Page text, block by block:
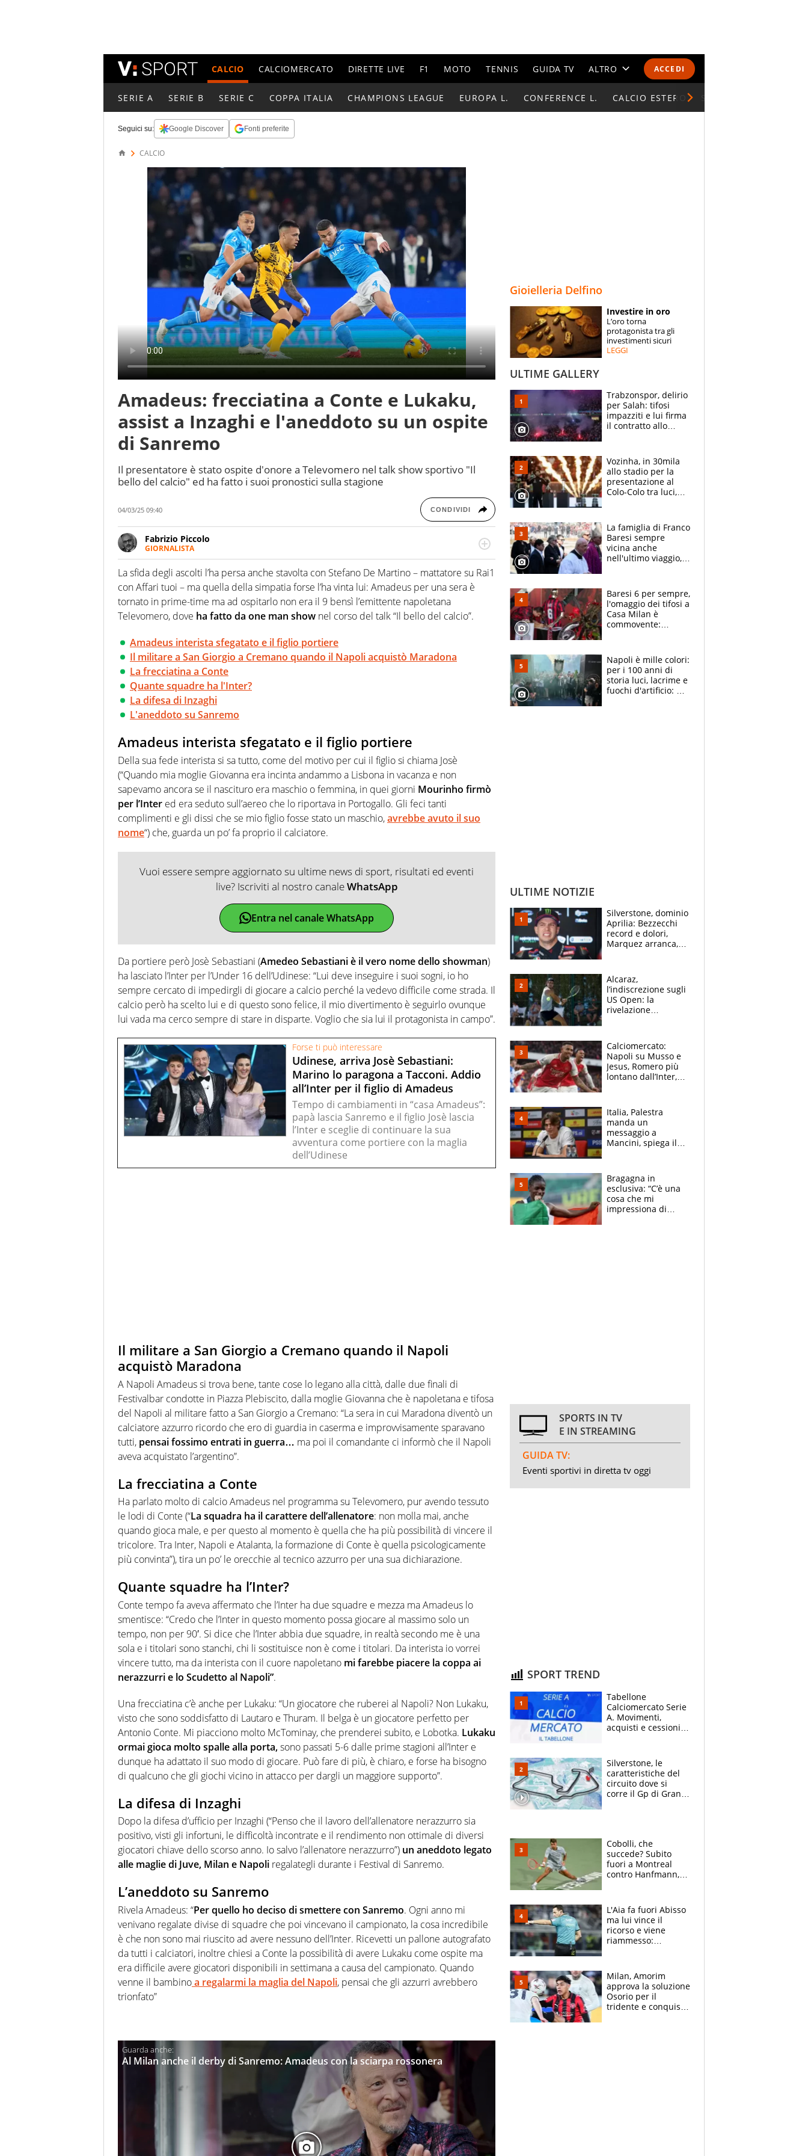
ACCEDI
CALCIO CALCIOMERCATO DIRETTE LIVE F1 MOTO TENNIS GUIDA TV ALTRO
CALENDARI E CLASSIFICHE
ESPERTI
CONTATTI
SERIE A SERIE B SERIE C COPPA ITALIA CHAMPIONS LEAGUE EUROPA L. CONFERENCE L. CALCIO ESTERO
Seguici su: Google Discover Fonti preferite
CALCIO
Amadeus: frecciatina a Conte e Lukaku,
assist a Inzaghi e l'aneddoto su un ospite
di Sanremo
Il presentatore è stato ospite d'onore a Televomero nel talk show sportivo "Il
bello del calcio" ed ha fatto i suoi pronostici sulla stagione
04/03/25 09:40 CONDIVIDI
Fabrizio Piccolo
GIORNALISTA
Nella sua carriera ha seguito numerose manifestazioni sportive e collaborato con
agenzie e testate. Esperienza, competenza, conoscenza e memoria storica. Si occupa
prevalentemente di calcio
La sfida degli ascolti l’ha persa anche stavolta con Stefano De Martino – mattatore su Rai1
con Affari tuoi – ma quella della simpatia forse l’ha vinta lui: Amadeus per una sera è
tornato in prime-time ma ad ospitarlo non era il 9 bensì l’emittente napoletana
Televomero, dove ha fatto da one man show nel corso del talk “Il bello del calcio”.
Amadeus interista sfegatato e il figlio portiere
Il militare a San Giorgio a Cremano quando il Napoli acquistò Maradona
La frecciatina a Conte
Quante squadre ha l'Inter?
La difesa di Inzaghi
L'aneddoto su Sanremo
Amadeus interista sfegatato e il figlio portiere
Della sua fede interista si sa tutto, come del motivo per cui il figlio si chiama Josè
(“Quando mia moglie Giovanna era incinta andammo a Lisbona in vacanza e non
sapevamo ancora se il nascituro era maschio o femmina, in quei giorni Mourinho firmò
per l’Inter ed era seduto sull’aereo che lo riportava in Portogallo. Gli feci tanti
complimenti e gli dissi che se mio figlio fosse stato un maschio,avrebbe avuto il suo
nome“) che, guarda un po’ fa proprio il calciatore.
Vuoi essere sempre aggiornato su ultime news di sport, risultati ed eventi
live? Iscriviti al nostro canaleWhatsApp
Entra nel canale WhatsApp
Da portiere però Josè Sebastiani (Amedeo Sebastiani è il vero nome dello showman)
ha lasciato l’Inter per l’Under 16 dell’Udinese: “Lui deve inseguire i suoi sogni, io ho
sempre cercato di impedirgli di giocare a calcio perché la vedevo difficile come strada. Il
calcio però ha scelto lui e di questo sono felice, il mio divertimento è seguirlo ovunque
lui vada ma cerco sempre di stare in disparte. Voglio che sia lui il protagonista in campo”.
Forse ti può interessare
Udinese, arriva Josè Sebastiani:
Marino lo paragona a Tacconi. Addio
all’Inter per il figlio di Amadeus
Tempo di cambiamenti in “casa Amadeus”:
papà lascia Sanremo e il figlio Josè lascia
l’Inter e sceglie di continuare la sua
avventura come portiere con la maglia
dell’Udinese
Il militare a San Giorgio a Cremano quando il Napoli
acquistò Maradona
A Napoli Amadeus si trova bene, tante cose lo legano alla città, dalle due finali di
Festivalbar condotte in Piazza Plebiscito, dalla moglie Giovanna che è napoletana e tifosa
del Napoli al militare fatto a San Giorgio a Cremano: “La sera in cui Maradona diventò un
calciatore azzurro ricordo che ero di guardia in caserma e improvvisamente sparavano
tutti, pensai fossimo entrati in guerra… ma poi il comandante ci informò che il Napoli
aveva acquistato l’argentino”.
La frecciatina a Conte
Ha parlato molto di calcio Amadeus nel programma su Televomero, pur avendo tessuto
le lodi di Conte (“La squadra ha il carattere dell’allenatore: non molla mai, anche
quando gioca male, e per questo al momento è quella che ha più possibilità di vincere il
tricolore. Tra Inter, Napoli e Atalanta, la formazione di Conte è quella psicologicamente
più convinta”), tira un po’ le orecchie al tecnico azzurro per una sua dichiarazione.
Quante squadre ha l’Inter?
Conte tempo fa aveva affermato che l’Inter ha due squadre e mezza ma Amadeus lo
smentisce: “Credo che l’Inter in questo momento possa giocare al massimo solo un
tempo, non per 90′. Si dice che l’Inter abbia due squadre, in realtà secondo me è una
sola e i titolari sono stanchi, chi li sostituisce non è come i titolari. Da interista io vorrei
vincere tutto, ma da interista con il cuore napoletano mi farebbe piacere la coppa ai
nerazzurri e lo Scudetto al Napoli”.
Una frecciatina c’è anche per Lukaku: “Un giocatore che ruberei al Napoli? Non Lukaku,
visto che sono soddisfatto di Lautaro e Thuram. Il belga è un giocatore perfetto per
Antonio Conte. Mi piacciono molto McTominay, che prenderei subito, e Lobotka. Lukaku
ormai gioca molto spalle alla porta,sono passati 5-6 dalle prime stagioni all’Inter e
dunque ha adattato il suo modo di giocare. Può fare di più, è chiaro, e forse ha bisogno
di qualcuno che gli giochi vicino in attacco per dargli un maggiore supporto”.
La difesa di Inzaghi
Dopo la difesa d’ufficio per Inzaghi (“Penso che il lavoro dell’allenatore nerazzurro sia
positivo, visti gli infortuni, le difficoltà incontrate e il rendimento non ottimale di diversi
giocatori chiave dello scorso anno. Io salvo l’allenatore nerazzurro”) un aneddoto legato
alle maglie di Juve, Milan e Napoli regalategli durante i Festival di Sanremo.
L’aneddoto su Sanremo
Rivela Amadeus: “Per quello ho deciso di smettere con Sanremo. Ogni anno mi
venivano regalate divise di squadre che poi vincevano il campionato, la cosa incredibile
è che non sono mai riuscito ad avere nessuno dell’Inter. Ricevetti un pallone autografato
da tutti i calciatori, inoltre chiesi a Conte la possibilità di avere Lukaku come ospite ma
era difficile avere giocatori disponibili in settimana a causa del campionato. Quando
venne il bambinoa regalarmi la maglia del Napoli, pensai che gli azzurri avrebbero
trionfato”
Al Milan anche il derby di Sanremo: Amadeus con la sciarpa rossonera
Gioielleria Delfino
Investire in oro
L’oro torna
protagonista tra gli
investimenti sicuri
LEGGI
ULTIME GALLERY
Trabzonspor, delirio
per Salah: tifosi
impazziti e lui firma
il contratto allo
Vozinha, in 30mila
allo stadio per la
presentazione al
Colo-Colo tra luci,
La famiglia di Franco
Baresi sempre
vicina anche
nell'ultimo viaggio,
circondati
dall'affetto dei tifosi
Baresi 6 per sempre,
l'omaggio dei tifosi a
Casa Milan è
commovente:
bigliettini
Napoli è mille colori:
per i 100 anni di
storia luci, lacrime e
fuochi d'artificio: De
ULTIME NOTIZIE
Silverstone, dominio
Aprilia: Bezzecchi
record e dolori,
Marquez arranca,
Alcaraz,
l’indiscrezione sugli
US Open: la
rivelazione
B. Rune verso la
rinuncia
Calciomercato:
Napoli su Musso e
Jesus, Romero più
lontano dall’Inter,
tabellone
Italia, Palestra
manda un
messaggio a
Mancini, spiega il
l'alleanza con
Donnarumma
Bragagna in
esclusiva: “C’è una
cosa che mi
impressiona di
SPORTS IN TV
E IN STREAMING
GUIDA TV:
Eventi sportivi in diretta tv oggi
SPORT TREND
Tabellone
Calciomercato Serie
A. Movimenti,
acquisti e cessioni:
Silverstone, le
caratteristiche del
circuito dove si
corre il Gp di Gran
Cobolli, che
succede? Subito
fuori a Montreal
contro Hanfmann,
L'Aia fa fuori Abisso
ma lui vince il
ricorso e viene
riammesso:
Milan, Amorim
approva la soluzione
Osorio per il
tridente e conquista